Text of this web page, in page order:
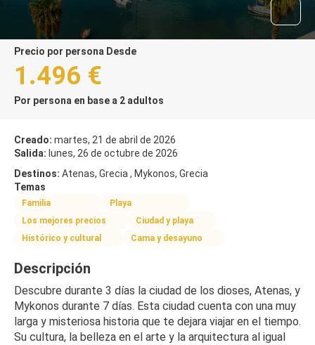
precio por persona Desde
1.496 €
Por persona en base a 2 adultos
Creado: martes, 21 de abril de 2026
Salida: lunes, 26 de octubre de 2026
Destinos: Atenas, Grecia , Mykonos, Grecia
Temas
Familia
Playa
Los mejores precios
Ciudad y playa
Histórico y cultural
Cama y desayuno
Descripción
Descubre durante 3 días la ciudad de los dioses, Atenas, y
Mykonos durante 7 días. Esta ciudad cuenta con una muy
larga y misteriosa historia que te dejara viajar en el tiempo.
Su cultura, la belleza en el arte y la arquitectura al igual